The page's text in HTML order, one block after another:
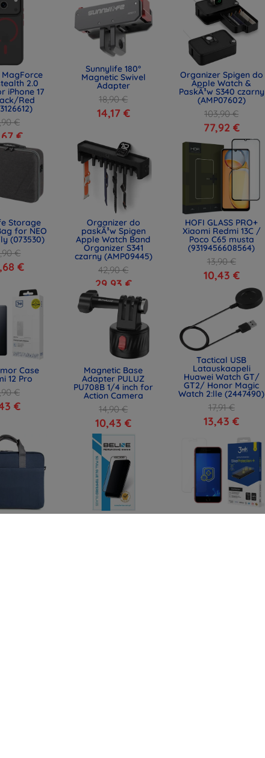
2.0
iPhone 17
Red
€
€
Storage
for NEO
(073530)
€
€
Case
12 Pro
€
€
Sunnylife 180°
Magnetic Swivel
Adapter
18,90 €
14,17 €
Organizer Spigen do
Apple Watch &
PaskÃ³w S340 czarny
(AMP07602)
103,90 €
77,92 €
Organizer do
paskÃ³w Spigen
Apple Watch Band
Organizer S341
czarny (AMP09445)
42,90 €
29,93 €
HOFI GLASS PRO+
Xiaomi Redmi 13C /
Poco C65 musta
(9319456608564)
13,90 €
10,43 €
Magnetic Base
Adapter PULUZ
PU708B 1/4 inch for
Action Camera
14,90 €
10,43 €
Tactical USB
Latauskaapeli
Huawei Watch GT/
GT2/ Honor Magic
Watch 2:lle (2447490)
17,91 €
13,43 €